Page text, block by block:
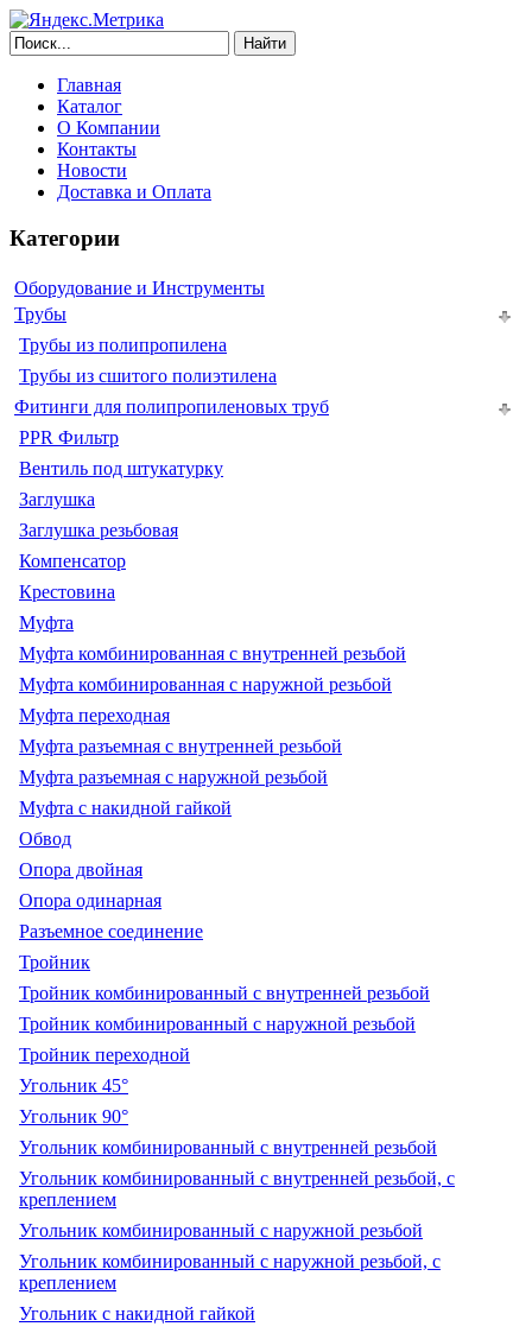
Найти
Главная
Каталог
О Компании
Контакты
Новости
Доставка и Оплата
Категории
Оборудование и Инструменты
Трубы
Трубы из полипропилена
Трубы из сшитого полиэтилена
Фитинги для полипропиленовых труб
PPR Фильтр
Вентиль под штукатурку
Заглушка
Заглушка резьбовая
Компенсатор
Крестовина
Муфта
Муфта комбинированная с внутренней резьбой
Муфта комбинированная с наружной резьбой
Муфта переходная
Муфта разъемная с внутренней резьбой
Муфта разъемная с наружной резьбой
Муфта с накидной гайкой
Обвод
Опора двойная
Опора одинарная
Разъемное соединение
Тройник
Тройник комбинированный с внутренней резьбой
Тройник комбинированный с наружной резьбой
Тройник переходной
Угольник 45°
Угольник 90°
Угольник комбинированный с внутренней резьбой
Угольник комбинированный с внутренней резьбой, с
креплением
Угольник комбинированный с наружной резьбой
Угольник комбинированный с наружной резьбой, с
креплением
Угольник с накидной гайкой